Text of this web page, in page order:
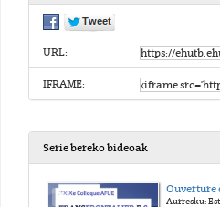
URL:
IFRAME:
Serie bereko bideoak
Ouverture